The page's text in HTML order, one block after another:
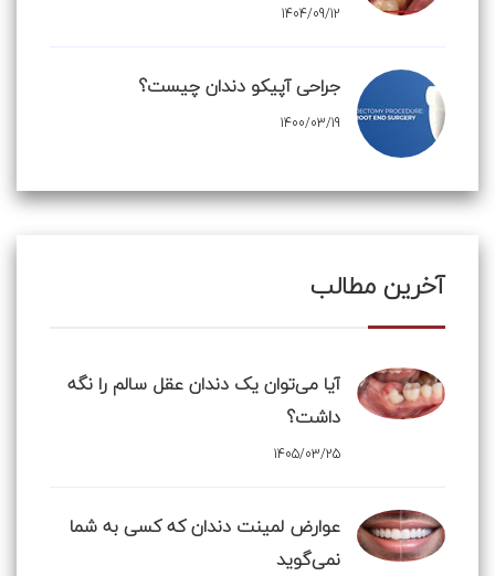
1404/09/12
جراحی آپیکو دندان چیست؟
1400/03/19
آخرین مطالب
آیا می‌توان یک دندان عقل سالم را نگه
داشت؟
1405/03/25
عوارض لمینت دندان که کسی به شما
نمی‌گوید